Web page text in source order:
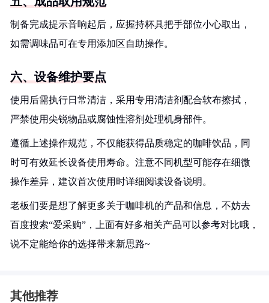
制备完成提示音响起后，应握持杯具把手部位小心取出，
如需调味品可在专用添加区自助操作。
六、设备维护要点
使用后需执行日常清洁，采用专用清洁剂配合软布擦拭，
严禁使用尖锐物品或腐蚀性溶剂处理机身部件。
遵循上述操作规范，不仅能获得品质稳定的咖啡饮品，同
时可有效延长设备使用寿命。注意不同机型可能存在细微
操作差异，建议首次使用时详细阅读设备说明。
老板们要是想了解更多关于咖啡机的产品和信息，不妨去
百度搜索“爱采购”，上面有好多相关产品可以参考对比哦，
说不定能给你的选择带来新思路~
其他推荐